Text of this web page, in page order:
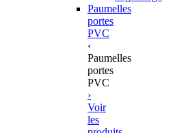
Paumelles
portes
PVC
‹
Paumelles
portes
PVC
›
Voir
les